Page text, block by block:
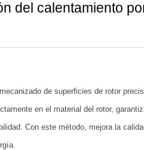
del calentamiento
de superficies de rotor
en el material del rotor,
Con este método, mejora la